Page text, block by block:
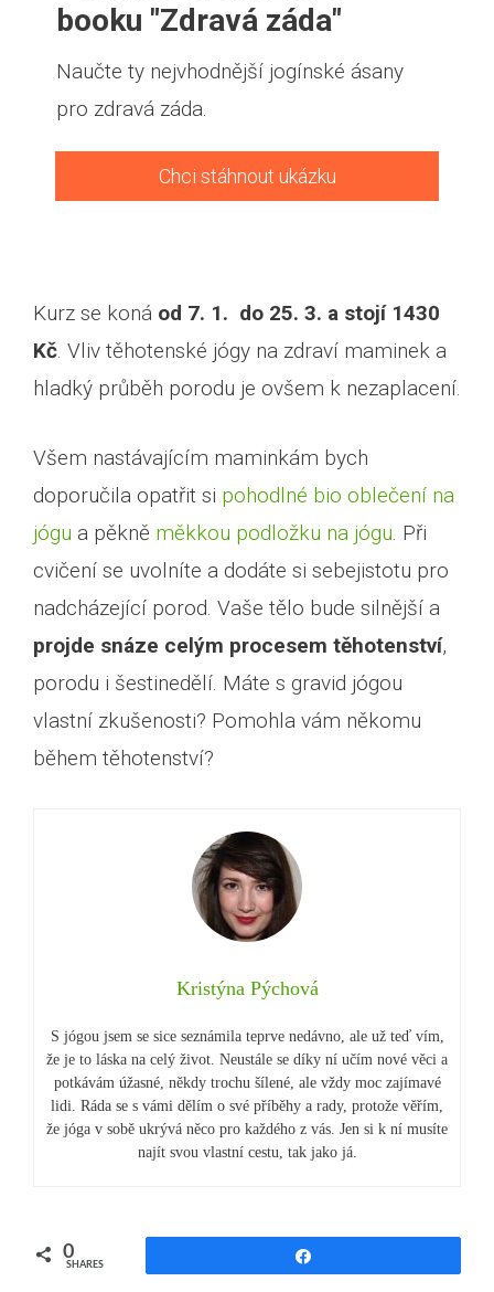
booku "Zdravá záda"
Naučte ty nejvhodnější jogínské ásany
pro zdravá záda.
Chci stáhnout ukázku
Kurz se koná od 7. 1. do 25. 3. a stojí 1430
Kč. Vliv těhotenské jógy na zdraví maminek a
hladký průběh porodu je ovšem k nezaplacení.
Všem nastávajícím maminkám bych
doporučila opatřit si pohodlné bio oblečení na
jógu a pěkně měkkou podložku na jógu. Při
cvičení se uvolníte a dodáte si sebejistotu pro
nadcházející porod. Vaše tělo bude silnější a
projde snáze celým procesem těhotenství,
porodu i šestinedělí. Máte s gravid jógou
vlastní zkušenosti? Pomohla vám někomu
během těhotenství?
Kristýna Pýchová
S jógou jsem se sice seznámila teprve nedávno, ale už teď vím,
že je to láska na celý život. Neustále se díky ní učím nové věci a
potkávám úžasné, někdy trochu šílené, ale vždy moc zajímavé
lidi. Ráda se s vámi dělím o své příběhy a rady, protože věřím,
že jóga v sobě ukrývá něco pro každého z vás. Jen si k ní musíte
najít svou vlastní cestu, tak jako já.
0
SHARES